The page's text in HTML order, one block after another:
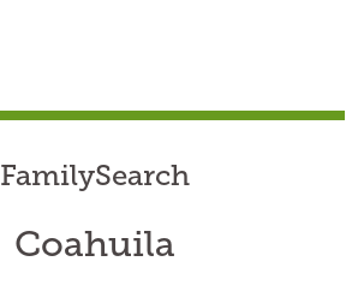
FamilySearch
Coahuila